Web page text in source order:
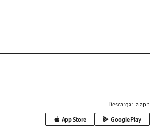
Descargar la app
App Store Google Play